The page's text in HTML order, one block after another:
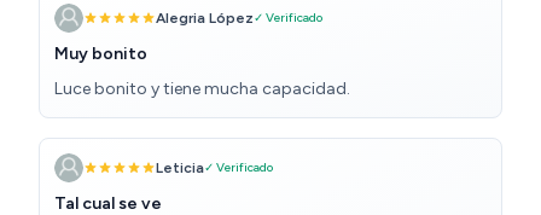
Alegria López✓ Verificado
Muy bonito
Luce bonito y tiene mucha capacidad.
Leticia✓ Verificado
Tal cual se ve